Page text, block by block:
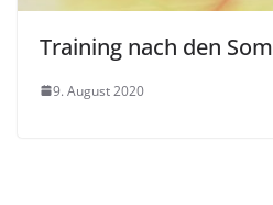
Training nach den
9. August 2020